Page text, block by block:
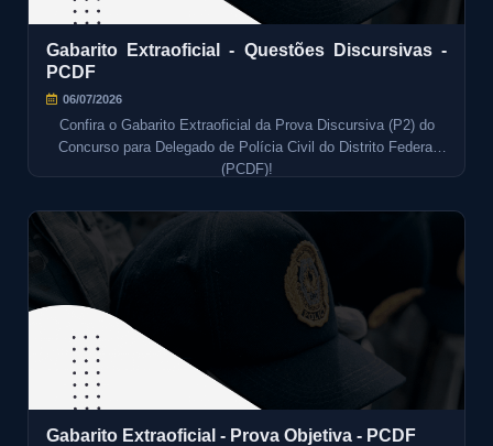
Gabarito Extraoficial - Questões Discursivas -
PCDF
06/07/2026
Confira o Gabarito Extraoficial da Prova Discursiva (P2) do
Concurso para Delegado de Polícia Civil do Distrito Federal
(PCDF)!
Gabarito Extraoficial - Prova Objetiva - PCDF